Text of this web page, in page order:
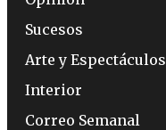
Sucesos
Arte y Espectáculos
Interior
Correo Semanal